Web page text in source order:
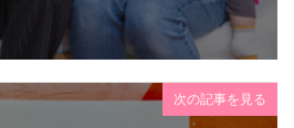
次の記事を見る